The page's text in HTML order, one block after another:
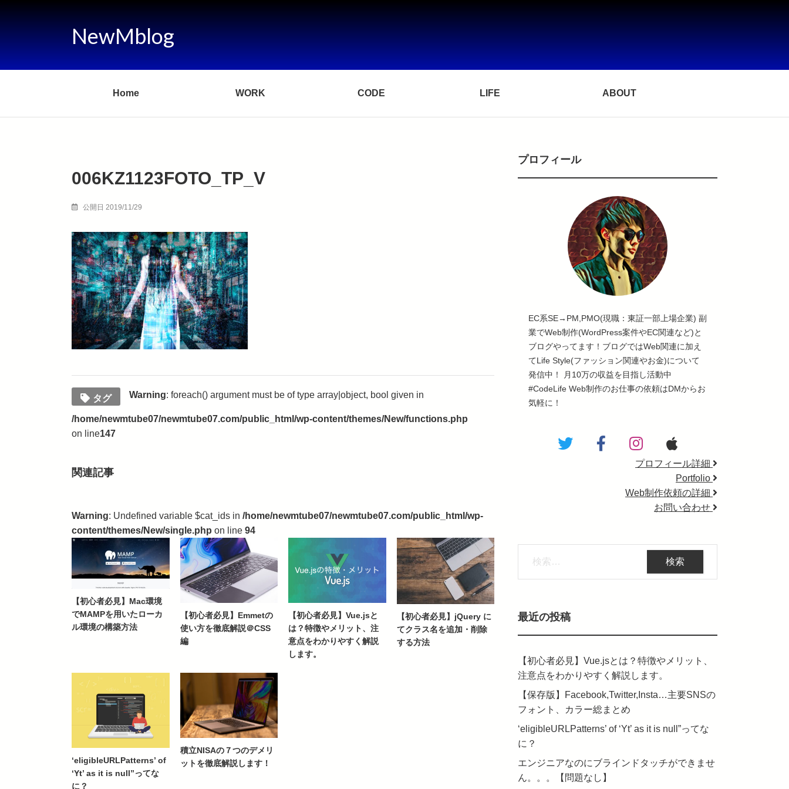
NewMblog
Home WORK CODE LIFE ABOUT
006KZ1123FOTO_TP_V
公開日 2019/11/29
タグ Warning: foreach() argument must be of type array|object, bool given in
/home/newmtube07/newmtube07.com/public_html/wp-content/themes/New/functions.php
on line147
関連記事
Warning: Undefined variable $cat_ids in /home/newmtube07/newmtube07.com/public_html/wp-
content/themes/New/single.php on line 94
【初心者必見】Mac環境
でMAMPを用いたローカ
ル環境の構築方法
【初心者必見】Emmetの
使い方を徹底解説＠CSS
編
【初心者必見】Vue.jsと
は？特徴やメリット、注
意点をわかりやすく解説
します。
【初心者必見】jQuery に
てクラス名を追加・削除
する方法
‘eligibleURLPatterns’ of
‘Yt’ as it is null”ってな
に？
積立NISAの７つのデメリ
ットを徹底解説します！
プロフィール
EC系SE→PM,PMO(現職：東証一部上場企業) 副
業でWeb制作(WordPress案件やEC関連など)と
ブログやってます！ブログではWeb関連に加え
てLife Style(ファッション関連やお金)について
発信中！ 月10万の収益を目指し活動中
#CodeLife Web制作のお仕事の依頼はDMからお
気軽に！
プロフィール詳細
Portfolio
Web制作依頼の詳細
お問い合わせ
最近の投稿
【初心者必見】Vue.jsとは？特徴やメリット、
注意点をわかりやすく解説します。
【保存版】Facebook,Twitter,Insta…主要SNSの
フォント、カラー総まとめ
‘eligibleURLPatterns’ of ‘Yt’ as it is null”ってな
に？
エンジニアなのにブラインドタッチができませ
ん。。。【問題なし】